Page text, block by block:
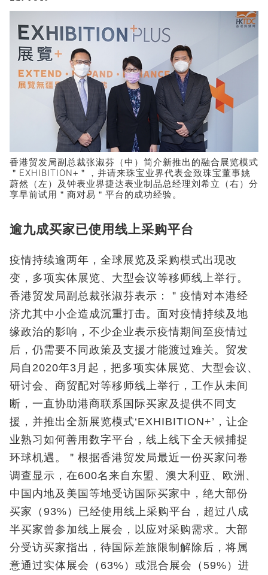
香港贸发局副总裁张淑芬（中）简介新推出的融合展览模式
＂EXHIBITION+＂，并请来珠宝业界代表金致珠宝董事姚
蔚然（左）及钟表业界捷达表业制品总经理刘希立（右）分
享早前试用＂商对易＂平台的成功经验。
逾九成买家已使用线上采购平台
疫情持续逾两年，全球展览及采购模式出现改
变，多项实体展览、大型会议等移师线上举行。
香港贸发局副总裁张淑芬表示：＂疫情对本港经
济尤其中小企造成沉重打击。面对疫情持续及地
缘政治的影响，不少企业表示疫情期间至疫情过
后，仍需要不同政策及支援才能渡过难关。贸发
局自2020年3月起，把多项实体展览、大型会议、
研讨会、商贸配对等移师线上举行，工作从未间
断，一直协助港商联系国际买家及提供不同支
援，并推出全新展览模式‘EXHIBITION+’，让企
业熟习如何善用数字平台，线上线下全天候捕捉
环球机遇。＂根据香港贸发局最近一份买家问卷
调查显示，在600名来自东盟、澳大利亚、欧洲、
中国内地及美国等地受访国际买家中，绝大部份
买家（93%）已经使用线上采购平台，超过八成
半买家曾参加线上展会，以应对采购需求。大部
分受访买家指出，待国际差旅限制解除后，将属
意通过实体展会（63%）或混合展会（59%）进